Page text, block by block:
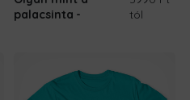
palacsinta
tól